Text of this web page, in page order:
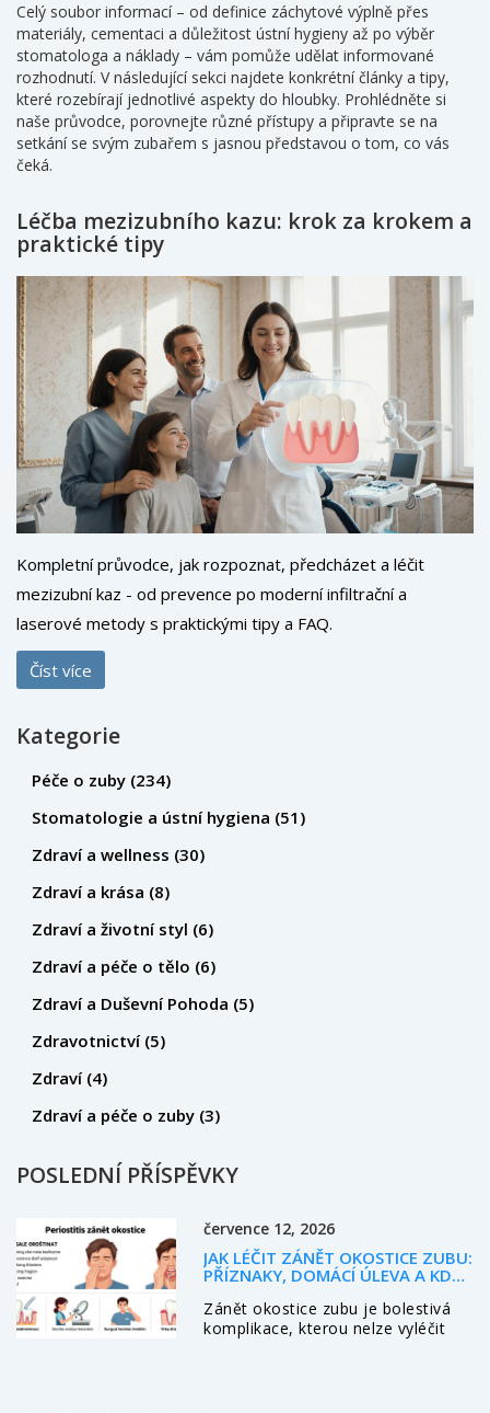
Celý soubor informací – od definice záchytové výplně přes
materiály, cementaci a důležitost ústní hygieny až po výběr
stomatologa a náklady – vám pomůže udělat informované
rozhodnutí. V následující sekci najdete konkrétní články a tipy,
které rozebírají jednotlivé aspekty do hloubky. Prohlédněte si
naše průvodce, porovnejte různé přístupy a připravte se na
setkání se svým zubařem s jasnou představou o tom, co vás
čeká.
Léčba mezizubního kazu: krok za krokem a
praktické tipy
Kompletní průvodce, jak rozpoznat, předcházet a léčit
mezizubní kaz - od prevence po moderní infiltrační a
laserové metody s praktickými tipy a FAQ.
Číst více
Kategorie
Péče o zuby (234)
Stomatologie a ústní hygiena (51)
Zdraví a wellness (30)
Zdraví a krása (8)
Zdraví a životní styl (6)
Zdraví a péče o tělo (6)
Zdraví a Duševní Pohoda (5)
Zdravotnictví (5)
Zdraví (4)
Zdraví a péče o zuby (3)
POSLEDNÍ PŘÍSPĚVKY
července 12, 2026
JAK LÉČIT ZÁNĚT OKOSTICE ZUBU:
PŘÍZNAKY, DOMÁCÍ ÚLEVA A KDY
Zánět okostice zubu je bolestivá
komplikace, kterou nelze vyléčit